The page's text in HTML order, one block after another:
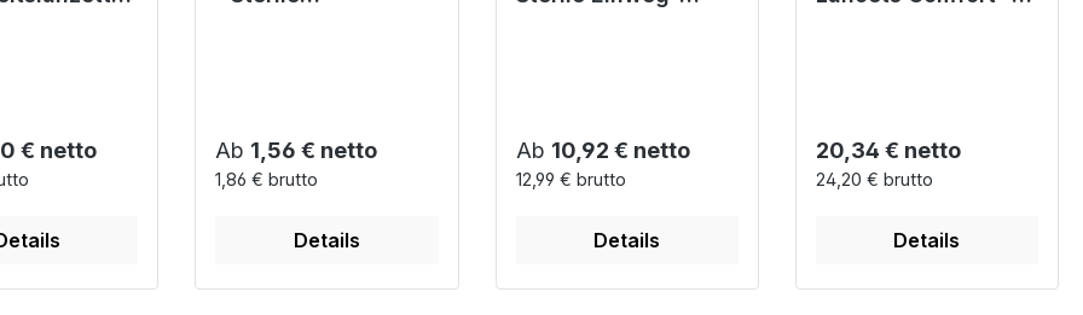
Preis:
€ netto
Regulärer Preis:
Ab 1,56 € netto
1,86 € brutto
Details
Regulärer Preis:
Ab 10,92 € netto
12,99 € brutto
Details
Regulärer Preis:
20,34 € netto
24,20 € brutto
Details